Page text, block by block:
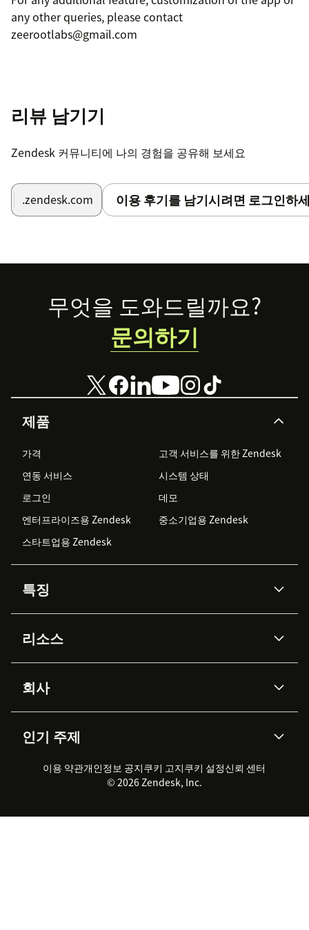
any other queries, please contact
zeerootlabs@gmail.com
리뷰 남기기
Zendesk 커뮤니티에 나의 경험을 공유해 보세요
.zendesk.com 이용 후기를 남기시려면 로그인하
Footer
제품
가격
고객 서비스를 위한 Zendesk
연동 서비스
시스템 상태
로그인
데모
엔터프라이즈용 Zendesk
중소기업용 Zendesk
스타트업용 Zendesk
특징
Zendesk AI
Advanced Data Privacy &
Protection
지식창고
워크포스 관리
실시간 채팅
클라이언트 포털
리소스
API & 개발자
AI 리서치
이벤트 & 웨비나
고객 사례
회사
채용 정보
지속 가능성 보고서
Zendesk Foundation
법적 정보
인기 주제
2026 CX 트렌드
제품 업데이트
고객 서비스 소프트웨어
헬프 데스크 통합 티켓 관리 소
무엇을 도와드릴까요?
문의하기
이용 약관개인정보 공지쿠키 고지쿠키 설정신뢰 센터
© 2026 Zendesk, Inc.